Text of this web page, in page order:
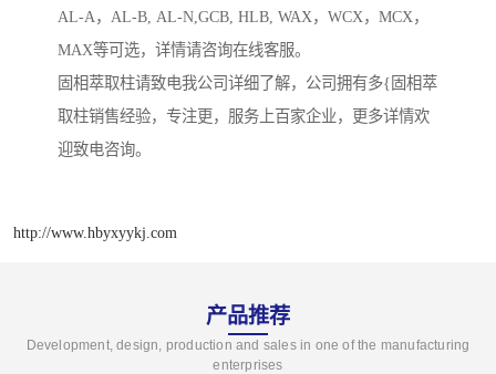
AL-A，AL-B, AL-N,GCB, HLB, WAX，WCX，MCX，
MAX等可选，详情请咨询在线客服。
固相萃取柱请致电我公司详细了解，公司拥有多{固相萃
取柱销售经验，专注更，服务上百家企业，更多详情欢
迎致电咨询。
http://www.hbyxyykj.com
产品推荐
Development, design, production and sales in one of the manufacturing
enterprises